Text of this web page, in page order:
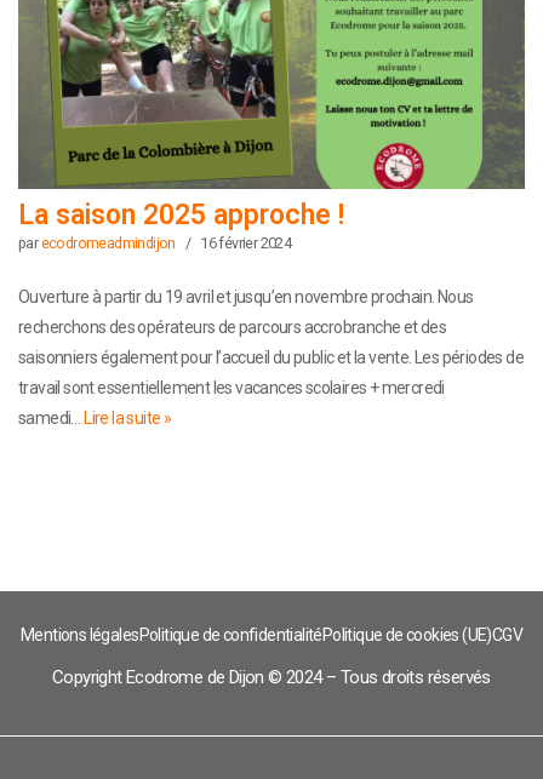
La saison 2025 approche !
parecodromeadmindijon 16 février 2024
Ouverture à partir du 19 avril et jusqu’en novembre prochain. Nous
recherchons des opérateurs de parcours accrobranche et des
saisonniers également pour l’accueil du public et la vente. Les périodes de
travail sont essentiellement les vacances scolaires + mercredi
samedi… Lire la suite »
Mentions légalesPolitique de confidentialitéPolitique de cookies (UE)CGV
Copyright Ecodrome de Dijon © 2024 – Tous droits réservés